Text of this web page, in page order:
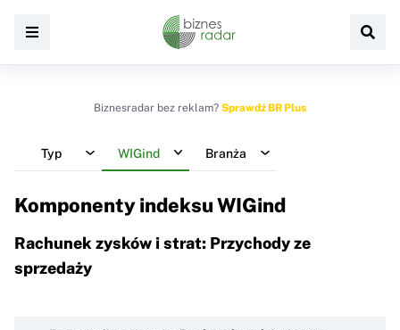
Biznesradar bez reklam? Sprawdź BR Plus
Typ WIGind Branża
Komponenty indeksuWIGind
Rachunek zysków i strat: Przychody ze
sprzedaży